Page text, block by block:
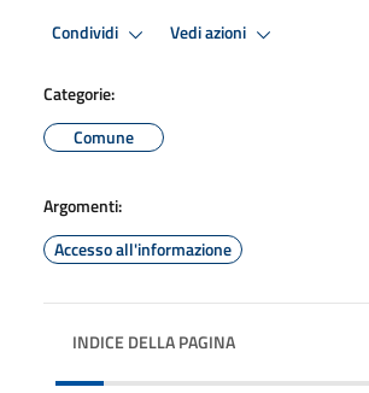
Condividi Vedi azioni
Categorie:
Comune
Argomenti:
Accesso all'informazione
INDICE DELLA PAGINA